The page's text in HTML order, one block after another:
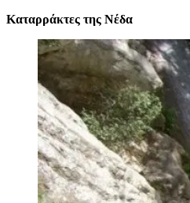
Καταρράκτες της Νέδα